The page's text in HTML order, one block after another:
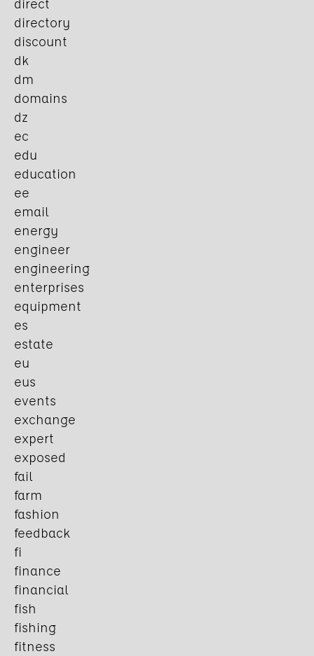
direct
directory
discount
dk
dm
domains
dz
ec
edu
education
ee
email
energy
engineer
engineering
enterprises
equipment
es
estate
eu
eus
events
exchange
expert
exposed
fail
farm
fashion
feedback
fi
finance
financial
fish
fishing
fitness